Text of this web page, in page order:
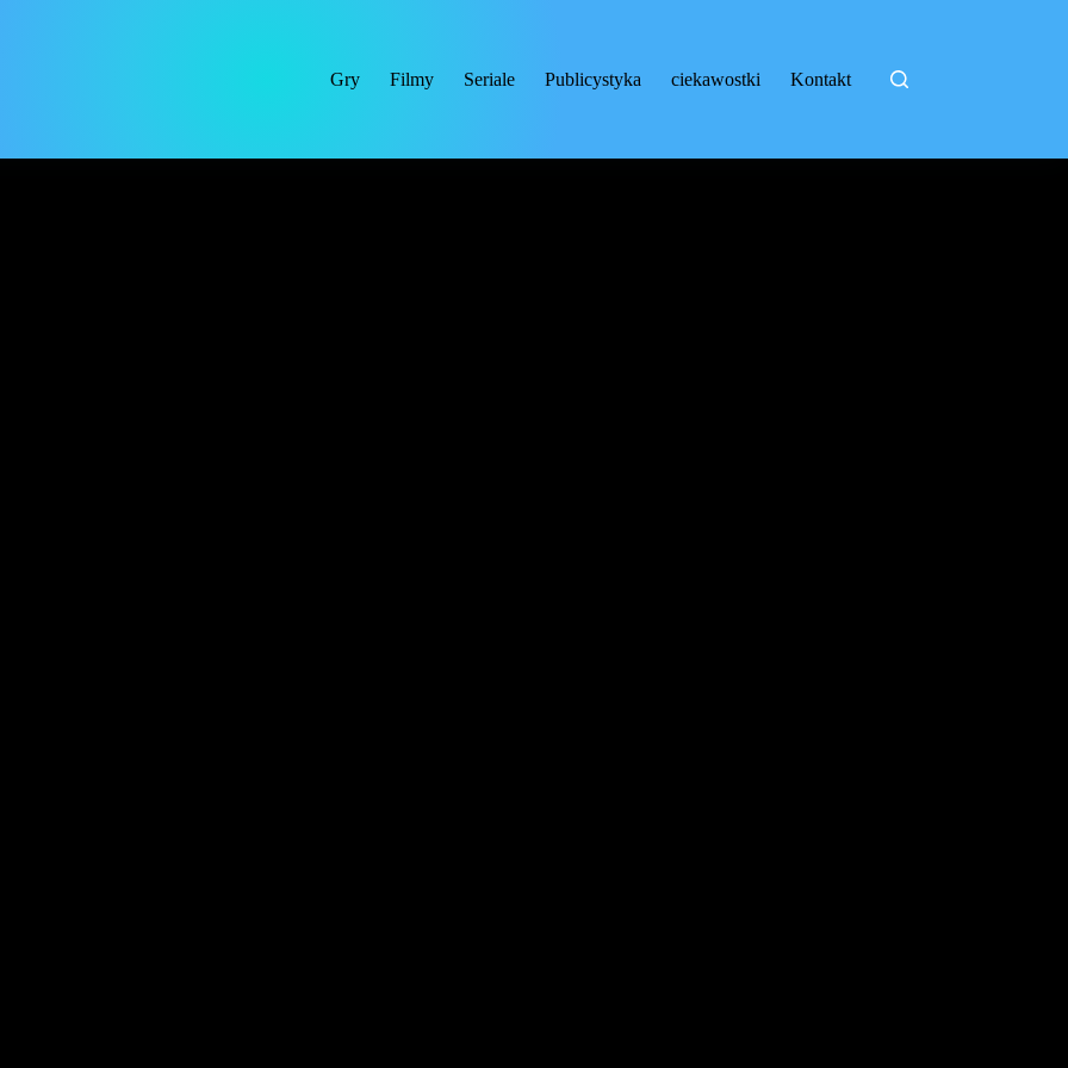
Gry
Filmy Seriale Publicystyka ciekawostki Kontakt